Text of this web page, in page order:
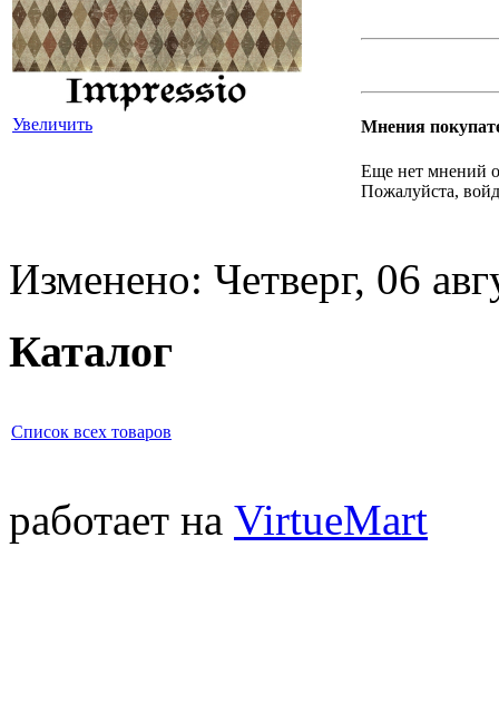
Увеличить Мнения
Еще нет мнений
Пожалуйста,
Изменено: Четверг, 06
Каталог
Список всех товаров
работает на VirtueMart